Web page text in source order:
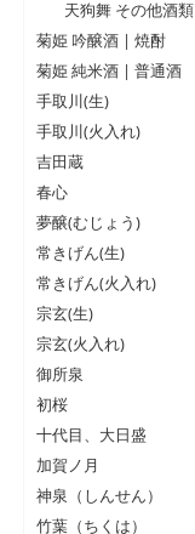
天狗舞 その他酒類
菊姫 吟醸酒 | 焼酎
菊姫 純米酒 | 普通酒
手取川(生)
手取川(火入れ)
吉田蔵
春心
夢醸(むじょう)
常きげん(生)
常きげん(火入れ)
宗玄(生)
宗玄(火入れ)
御所泉
初桜
十代目、大日盛
加賀ノ月
神泉（しんせん）
竹葉（ちくは）